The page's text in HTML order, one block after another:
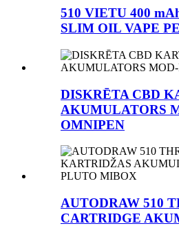
510 VIETU 400
SLIM OIL VAPE
DISKRĒTA CBD
AKUMULATORS
OMNIPEN
AUTODRAW 510
CARTRIDGE